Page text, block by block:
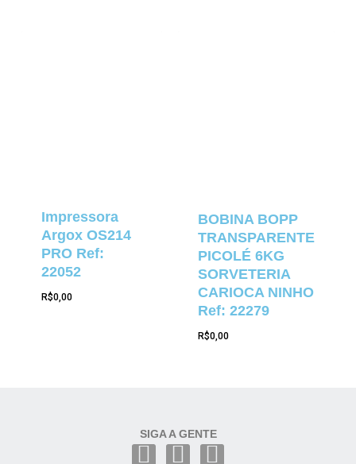
Impressora
Argox OS214
PRO Ref:
22052
R$0,00
BOBINA BOPP
TRANSPARENTE
PICOLÉ 6KG
SORVETERIA
CARIOCA NINHO
Ref: 22279
R$0,00
SIGA A GENTE